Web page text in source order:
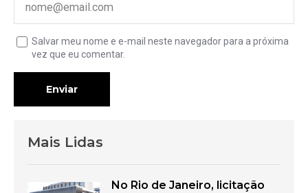
Salvar meu nome e e-mail neste navegador para a próxima
vez que eu comentar.
Enviar
Mais Lidas
No Rio de Janeiro, licitação